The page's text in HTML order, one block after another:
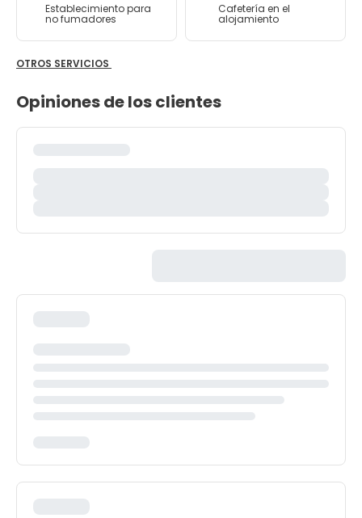
Establecimiento para
no fumadores
Cafetería en el
alojamiento
OTROS SERVICIOS
Opiniones de los clientes